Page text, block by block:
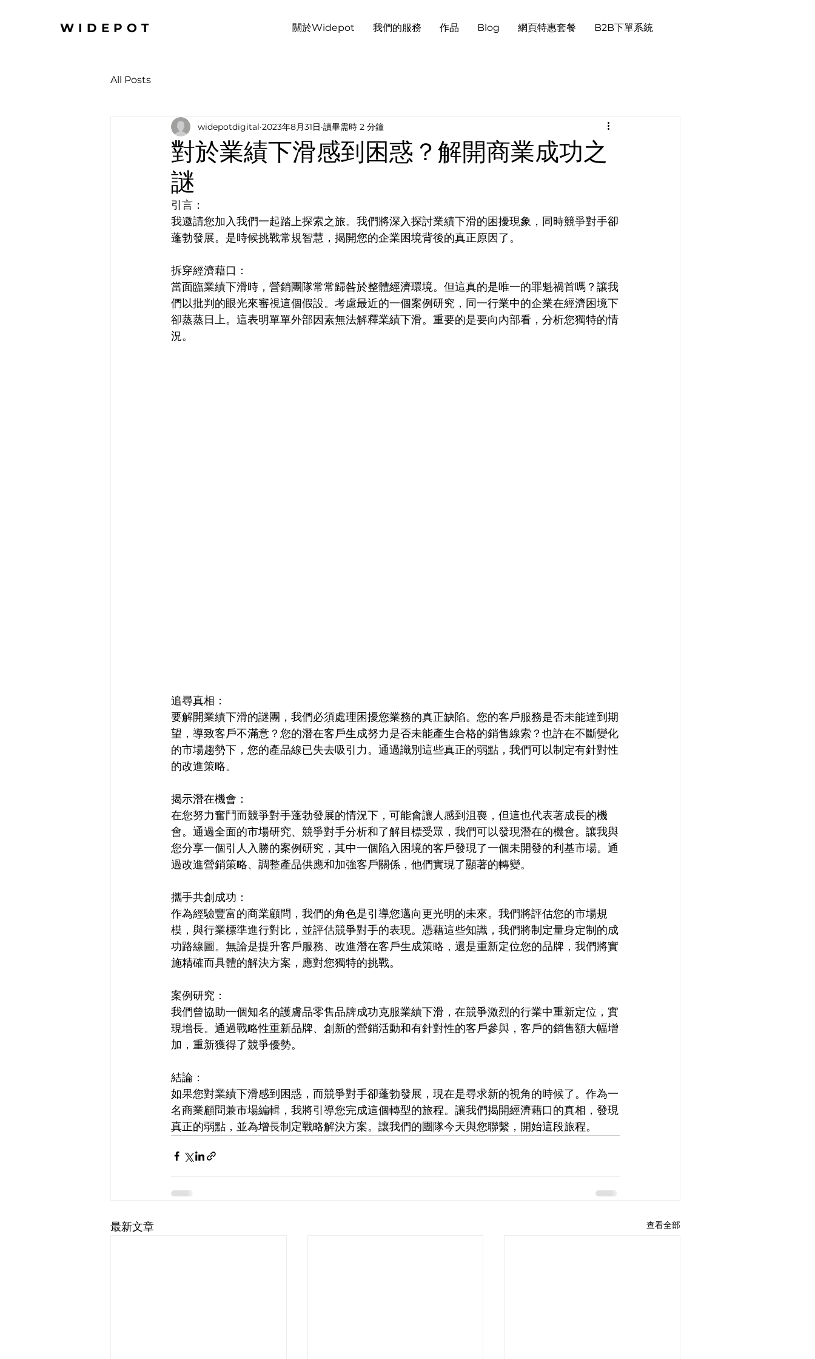
WIDEPOT 關於Widepot 我們的服務 作品 Blog 網頁特惠套餐 B2B下單系統
All Posts
對於業績下滑感到困惑？解開商業成功之
謎
widepotdigital 2023年8月31日 讀畢需時 2 分鐘
引言：
我邀請您加入我們一起踏上探索之旅。我們將深入探討業績下滑的困擾現象，同時競爭對手卻
蓬勃發展。是時候挑戰常規智慧，揭開您的企業困境背後的真正原因了。
拆穿經濟藉口：
當面臨業績下滑時，營銷團隊常常歸咎於整體經濟環境。但這真的是唯一的罪魁禍首嗎？讓我
們以批判的眼光來審視這個假設。考慮最近的一個案例研究，同一行業中的企業在經濟困境下
卻蒸蒸日上。這表明單單外部因素無法解釋業績下滑。重要的是要向內部看，分析您獨特的情
況。
追尋真相：
要解開業績下滑的謎團，我們必須處理困擾您業務的真正缺陷。您的客戶服務是否未能達到期
望，導致客戶不滿意？您的潛在客戶生成努力是否未能產生合格的銷售線索？也許在不斷變化
的市場趨勢下，您的產品線已失去吸引力。通過識別這些真正的弱點，我們可以制定有針對性
的改進策略。
揭示潛在機會：
在您努力奮鬥而競爭對手蓬勃發展的情況下，可能會讓人感到沮喪，但這也代表著成長的機
會。通過全面的市場研究、競爭對手分析和了解目標受眾，我們可以發現潛在的機會。讓我與
您分享一個引人入勝的案例研究，其中一個陷入困境的客戶發現了一個未開發的利基市場。通
過改進營銷策略、調整產品供應和加強客戶關係，他們實現了顯著的轉變。
攜手共創成功：
作為經驗豐富的商業顧問，我們的角色是引導您邁向更光明的未來。我們將評估您的市場規
模，與行業標準進行對比，並評估競爭對手的表現。憑藉這些知識，我們將制定量身定制的成
功路線圖。無論是提升客戶服務、改進潛在客戶生成策略，還是重新定位您的品牌，我們將實
施精確而具體的解決方案，應對您獨特的挑戰。
案例研究：
我們曾協助一個知名的護膚品零售品牌成功克服業績下滑，在競爭激烈的行業中重新定位，實
現增長。通過戰略性重新品牌、創新的營銷活動和有針對性的客戶參與，客戶的銷售額大幅增
加，重新獲得了競爭優勢。
結論：
如果您對業績下滑感到困惑，而競爭對手卻蓬勃發展，現在是尋求新的視角的時候了。作為一
名商業顧問兼市場編輯，我將引導您完成這個轉型的旅程。讓我們揭開經濟藉口的真相，發現
真正的弱點，並為增長制定戰略解決方案。讓我們的團隊今天與您聯繫，開始這段旅程。
最新文章 查看全部